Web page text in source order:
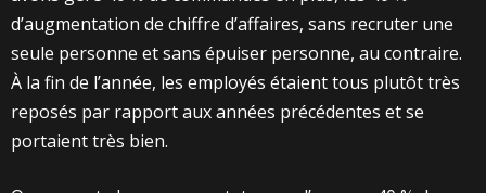
d’augmentation de chiffre d’affaires, sans recruter une
seule personne et sans épuiser personne, au contraire.
À la fin de l’année, les employés étaient tous plutôt très
reposés par rapport aux années précédentes et se
portaient très bien.